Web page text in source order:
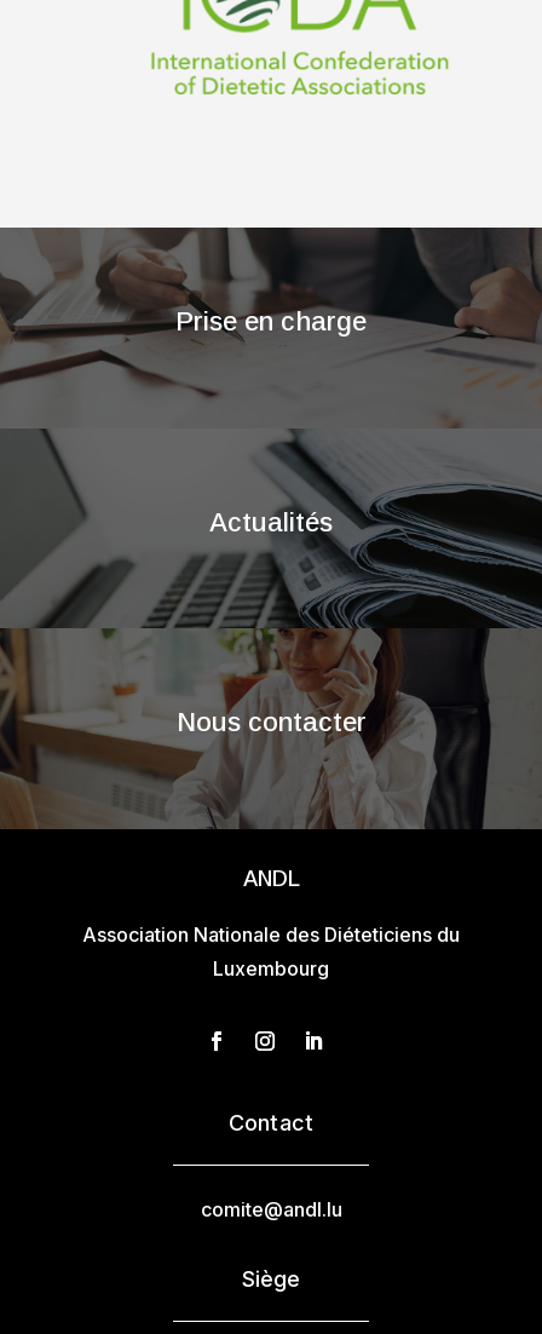
Prise en charge
Actualités
Nous contacter
ANDL
Association Nationale des Diéteticiens du
Luxembourg
Contact
comite@andl.lu
Siège